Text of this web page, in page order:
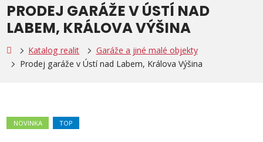
PRODEJ GARÁŽE V ÚSTÍ NAD
LABEM, KRÁLOVA VÝŠINA
Katalog realit
Garáže a jiné malé objekty
Prodej garáže v Ústí nad Labem, Králova Výšina
NOVINKA TOP